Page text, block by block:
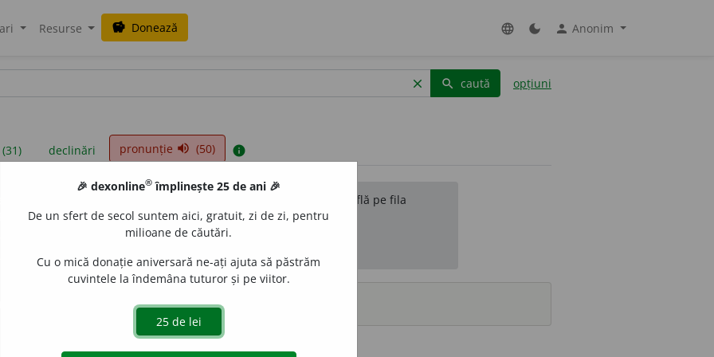
Resurse savings Donează language dark_mode person Anonim
clear search caută opțiuni
declinări pronunție volume_up (50) info
sunt compilate de echipa dexonline. Definițiile originale se află pe fila
reordona filele pe pagina depreferințe.
surse
🎉 dexonline® împlinește 25 de ani 🎉
De un sfert de secol suntem aici, gratuit, zi de zi, pentru
milioane de căutări.
Cu o mică donație aniversară ne-ați ajuta să păstrăm
cuvintele la îndemâna tuturor și pe viitor.